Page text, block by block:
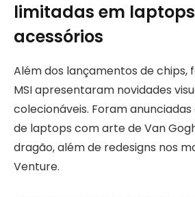
limitadas em
acessórios
Além dos lançamentos de chips,
MSI apresentaram novidades
colecionáveis. Foram
de laptops com arte de Van
dragão, além de redesigns nos
Venture.